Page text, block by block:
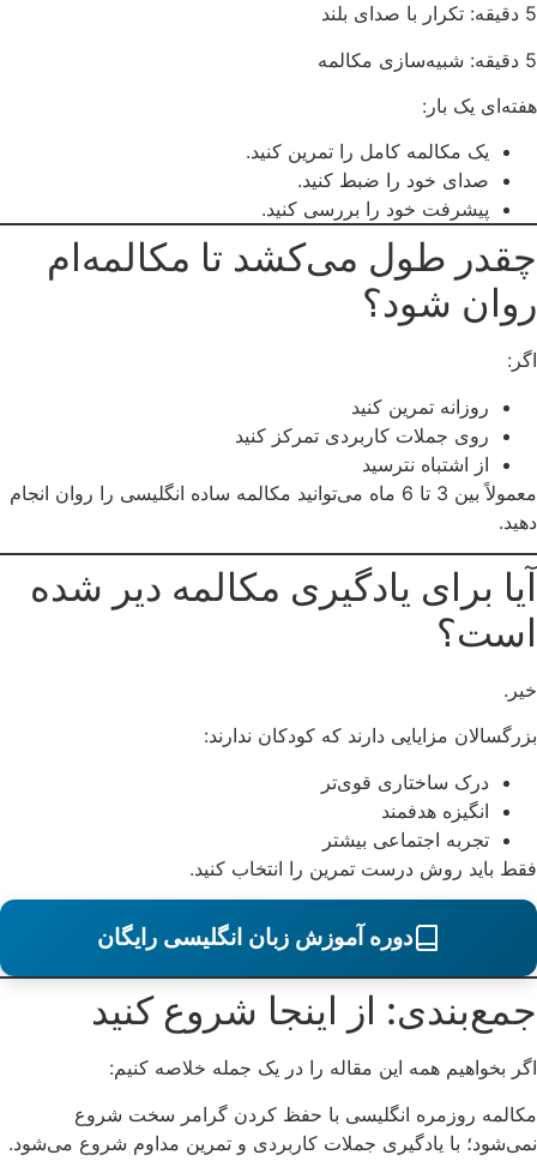
5 دقیقه: تکرار با صدای بلند
5 دقیقه: شبیه‌سازی مکالمه
هفته‌ای یک بار:
یک مکالمه کامل را تمرین کنید.
صدای خود را ضبط کنید.
پیشرفت خود را بررسی کنید.
چقدر طول می‌کشد تا مکالمه‌ام
روان شود؟
اگر:
روزانه تمرین کنید
روی جملات کاربردی تمرکز کنید
از اشتباه نترسید
معمولاً بین 3 تا 6 ماه می‌توانید مکالمه ساده انگلیسی را روان انجام
دهید.
آیا برای یادگیری مکالمه دیر شده
است؟
خیر.
بزرگسالان مزایایی دارند که کودکان ندارند:
درک ساختاری قوی‌تر
انگیزه هدفمند
تجربه اجتماعی بیشتر
فقط باید روش درست تمرین را انتخاب کنید.
دوره آموزش زبان انگلیسی رایگان
جمع‌بندی: از اینجا شروع کنید
اگر بخواهیم همه این مقاله را در یک جمله خلاصه کنیم:
مکالمه روزمره انگلیسی با حفظ کردن گرامر سخت شروع
نمی‌شود؛ با یادگیری جملات کاربردی و تمرین مداوم شروع می‌شود.